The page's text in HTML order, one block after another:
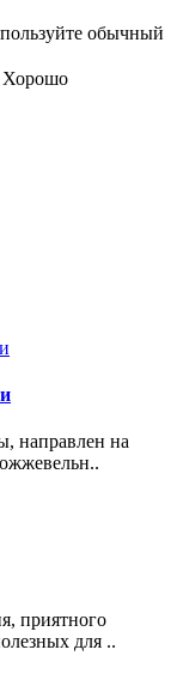
обычный
Хорошо
направлен на
приятного
для ..